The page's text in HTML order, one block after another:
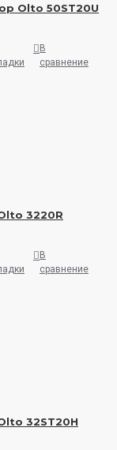
Olto 50ST20U
В
сравнение
3220R
В
сравнение
32ST20H